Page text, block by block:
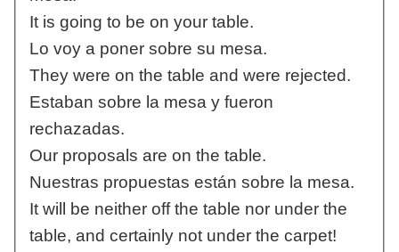
It is going to be on your table.
Lo voy a poner sobre su mesa.
They were on the table and were rejected.
Estaban sobre la mesa y fueron
rechazadas.
Our proposals are on the table.
Nuestras propuestas están sobre la mesa.
It will be neither off the table nor under the
table, and certainly not under the carpet!